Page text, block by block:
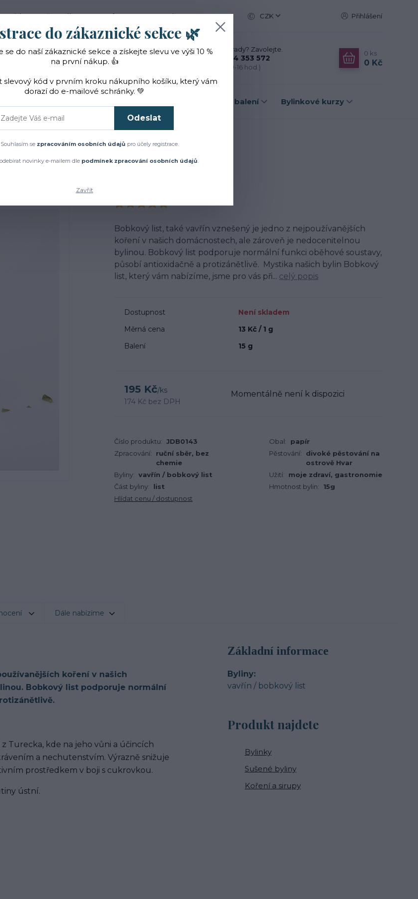
Novinky Vše o nákupu Reference Kontakt CZK Přihlášení
Hledat
Nevíte si rady? Zavolejte.
+420 774 353 572
(Po-Pá, 10-16 hod.)
0 ks
0 Kč
Dárková balení Bylinkové kurzy
Úvod Bylinky Koření a sirupy Bobkový list
Bobkový list
Bobkový list, také vavřín vznešený je jedno z nejpoužívanějších
koření v našich domácnostech, ale zároveň je nedocenitelnou
bylinou. Bobkový list podporuje normální funkci oběhové soustavy,
působí antioxidačně a protizánětlivě. Mystika našich bylin Bobkový
list, který vám nabízíme, jsme pro vás při... celý popis
Dostupnost
Není skladem
Měrná cena
13 Kč / 1 g
Balení
15 g
195 Kč/ks
174 Kč bez DPH
Momentálně není k dispozici
Číslo produktu: JDB0143 Obal:
papír
Zpracování:
ruční sběr, bez
chemie
Pěstování:
divoké pěstování na
ostrově Hvar
Byliny: vavřín / bobkový list Užití:
moje zdraví, gastronomie
Část byliny:
list Hmotnost bylin:
15g
Hlídat cenu / dostupnost
Dále nabízíme
koření v našich
Bobkový list podporuje normální
Turecka, kde na jeho vůni a účincích
a nechutenstvím. Výrazně snižuje
prostředkem v boji s cukrovkou.
ústní.
Základní informace
Byliny
vavřín / bobkový list
Produkt najdete
Bylinky
Sušené byliny
Koření a sirupy
do zákaznické sekce 🌿
se do naší zákaznické sekce a získejte slevu ve výši 10 %
na první nákup. 👍
slevový kód v prvním kroku nákupního košíku, který vám
dorazí do e-mailové schránky. 💚
Odeslat
Souhlasím se zpracováním osobních údajů pro účely registrace.
novinky e-mailem dle podmínek zpracování osobních údajů.
Zavřít